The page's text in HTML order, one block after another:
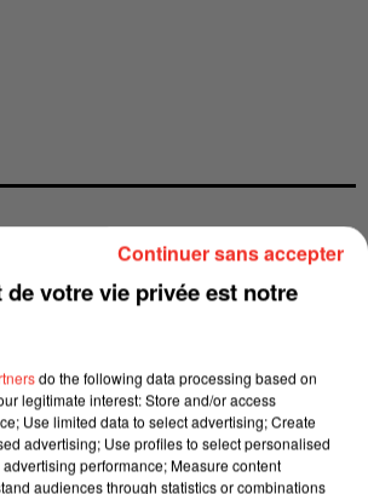
de votre vie privée est notre
do the following data processing based on
legitimate interest: Store and/or access
Use limited data to select advertising; Create
advertising; Use profiles to select personalised
performance; Measure content
audiences through statistics or combinations
Continuer sans accepter